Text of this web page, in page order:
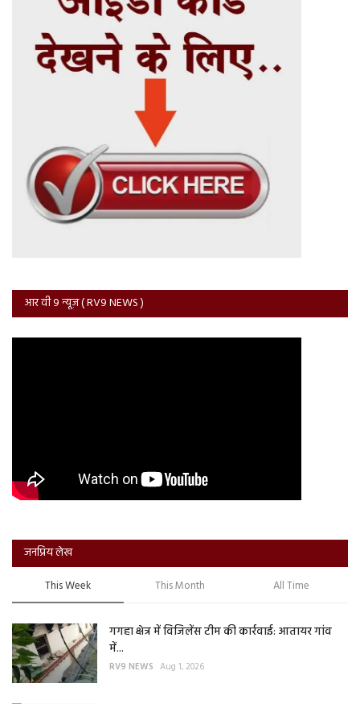
आर वी 9 न्यूज़ ( RV9 NEWS )
जनप्रिय लेख
This Week This Month All Time
गगहा क्षेत्र में विजिलेंस टीम की कार्रवाई: आतायर गांव
में...
RV9 NEWS Aug 1, 2026